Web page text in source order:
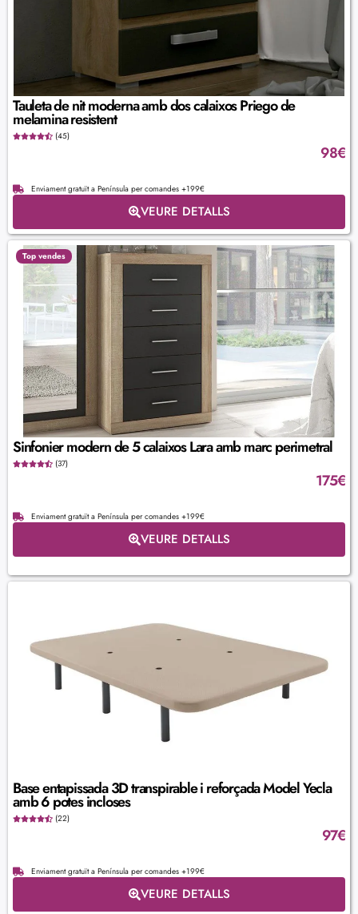
Tauleta de nit moderna amb dos calaixos Priego de
melamina resistent
(45)
98€
Enviament gratuït a Península per comandes +199€
VEURE DETALLS
Top vendes
Sinfonier modern de 5 calaixos Lara amb marc perimetral
(37)
175€
Enviament gratuït a Península per comandes +199€
VEURE DETALLS
Base entapissada 3D transpirable i reforçada Model Yecla
amb 6 potes incloses
(22)
97€
Enviament gratuït a Península per comandes +199€
VEURE DETALLS